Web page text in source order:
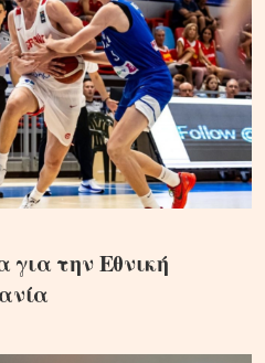
για την Εθνική